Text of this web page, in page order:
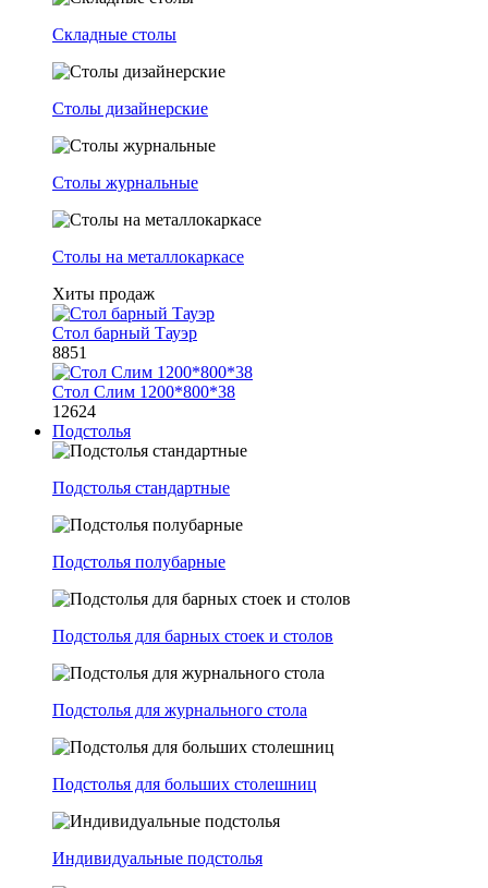
Складные столы
Столы дизайнерские
Столы журнальные
Столы на металлокаркасе
Хиты продаж
Стол барный Тауэр
8851
Стол Слим 1200*800*38
12624
Подстолья
Подстолья стандартные
Подстолья полубарные
Подстолья для барных стоек и столов
Подстолья для журнального стола
Подстолья для больших столешниц
Индивидуальные подстолья